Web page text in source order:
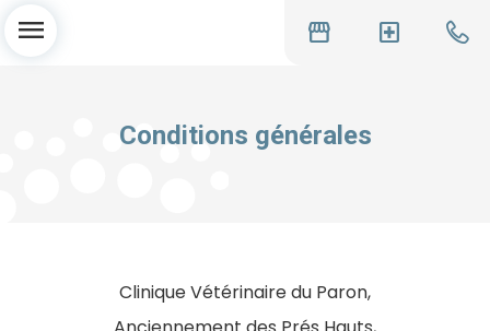
storefront local_hospital
menu
Conditions générales
Clinique Vétérinaire du Paron,